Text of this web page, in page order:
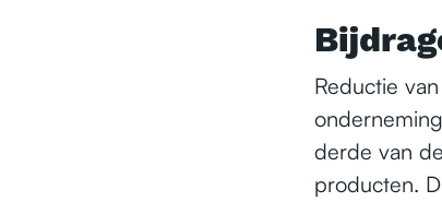
Reductie
derde van
producten.